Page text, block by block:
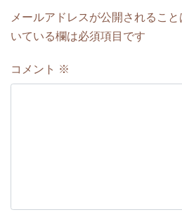
メールアドレスが公開されること
いている欄は必須項目です
コメント ※